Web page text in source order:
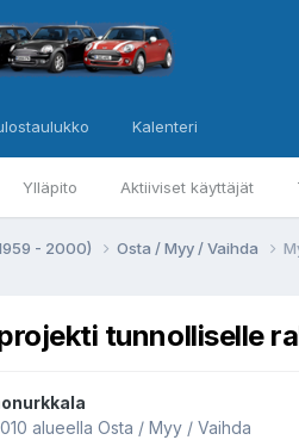
Ylläpito Aktiiviset käyttäjät
Kalenteri
- 2000) Osta / Myy / Vaihda
tunnolliselle
alueella Osta / Myy / Vaihda